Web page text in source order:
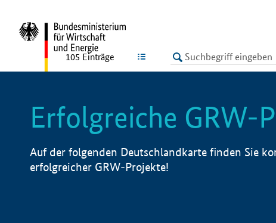
LISTE
105 Einträge
Erfolgreiche GRW-
Auf der folgenden Deutschlandkarte finden Sie
erfolgreicher GRW-Projekte!